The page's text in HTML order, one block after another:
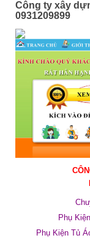
Công ty xây
0931209899
Phụ
Phụ Kiện Tủ